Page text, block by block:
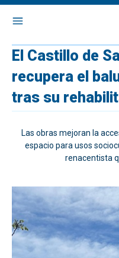
El Castillo de
recupera el
tras su
Las obras mejoran la
espacio para usos
renacentista